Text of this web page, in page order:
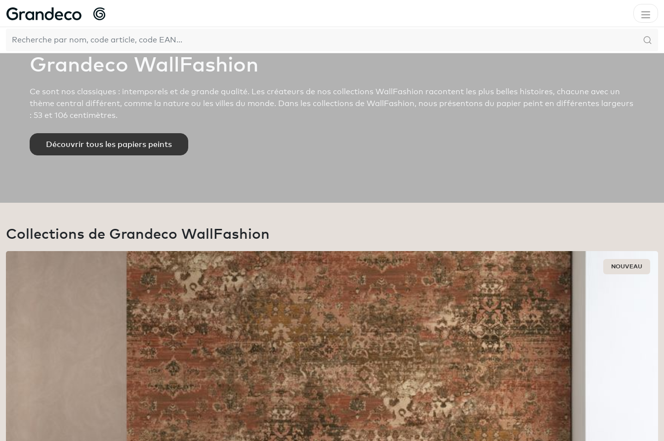
Accueil Entreprise Nos marques
Grandeco WallFashion
Ce sont nos classiques : intemporels et de grande qualité. Les créateurs de nos collections WallFashion racontent les plus belles histoires, chacune avec un
thème central différent, comme la nature ou les villes du monde. Dans les collections de WallFashion, nous présentons du papier peint en différentes largeurs
: 53 et 106 centimètres.
Découvrir tous les papiers peints
Collections de Grandeco WallFashion
NOUVEAU